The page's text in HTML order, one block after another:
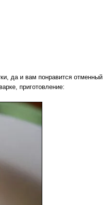
да и вам понравится отменный
приготовление: